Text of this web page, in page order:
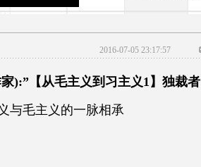
2016-07-05 23:17:57
):”【从毛主义到习主义1】独裁者
与毛主义的一脉相承